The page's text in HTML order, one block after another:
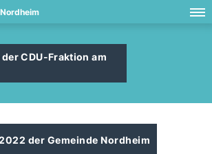
CDU-Fraktion am
der Gemeinde Nordheim